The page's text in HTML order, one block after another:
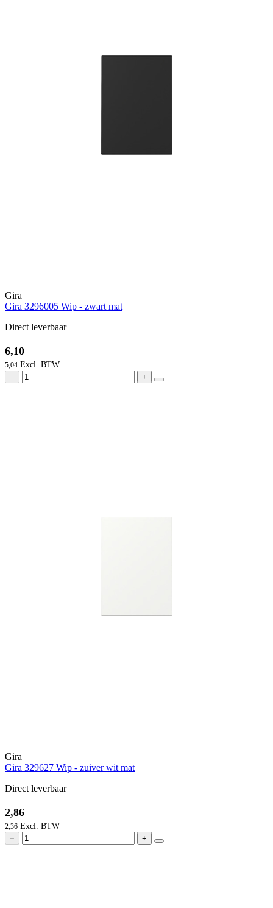
Gira
Gira 3296005 Wip - zwart mat
Direct leverbaar
6,10
5,04
− +
Gira
Gira 329627 Wip - zuiver wit mat
Direct leverbaar
2,86
2,36
− +